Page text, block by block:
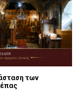
των